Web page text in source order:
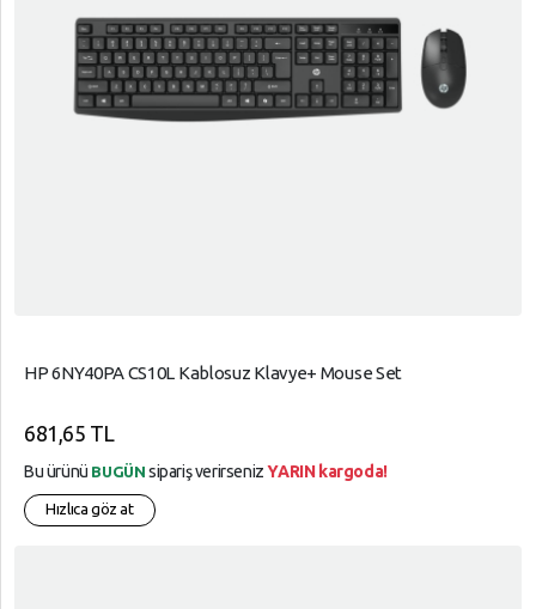
HP 6NY40PA CS10L Kablosuz Klavye+ Mouse Set
681,65 TL
Bu ürünü BUGÜN sipariş verirsenizYARIN kargoda!
Hızlıca göz at